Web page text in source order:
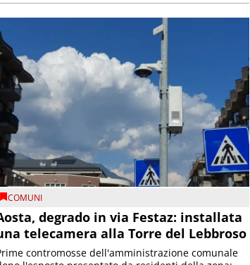
COMUNI
degrado in via Festaz: installata
telecamera alla Torre del Lebbroso
contromosse dell'amministrazione comunale